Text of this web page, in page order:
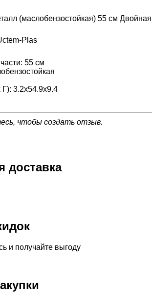
(маслобензостойкая) 55 см
Plas
: 55 см
Г): 3.2x54.9x9.4
чтобы создать отзыв.
доставка
и получайте выгоду